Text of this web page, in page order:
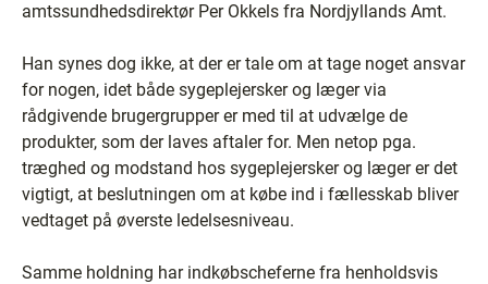
amtssundhedsdirektør Per Okkels fra Nordjyllands Amt.
Han synes dog ikke, at der er tale om at tage noget ansvar
for nogen, idet både sygeplejersker og læger via
rådgivende brugergrupper er med til at udvælge de
produkter, som der laves aftaler for. Men netop pga.
træghed og modstand hos sygeplejersker og læger er det
vigtigt, at beslutningen om at købe ind i fællesskab bliver
vedtaget på øverste ledelsesniveau.
Samme holdning har indkøbscheferne fra henholdsvis